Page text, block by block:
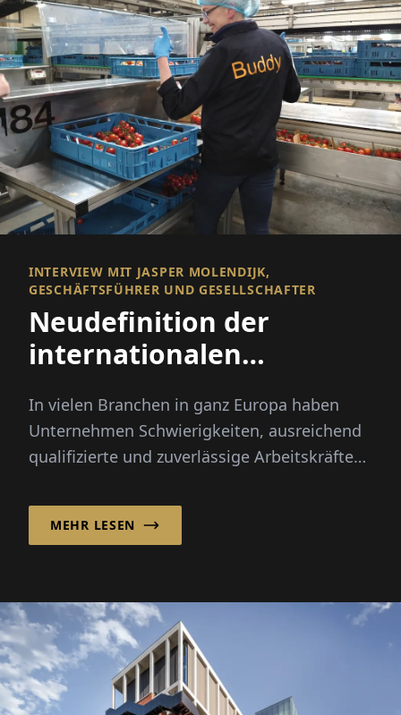
INTERVIEW MIT JASPER MOLENDIJK,
GESCHÄFTSFÜHRER UND GESELLSCHAFTER
Neudefinition der
internationalen
In vielen Branchen in ganz Europa haben
Unternehmen Schwierigkeiten, ausreichend
qualifizierte und zuverlässige Arbeitskräfte
Wandel und...
MEHR LESEN